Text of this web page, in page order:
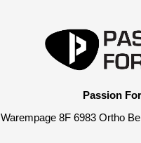
Passion
Warempage 8F 6983 Ortho